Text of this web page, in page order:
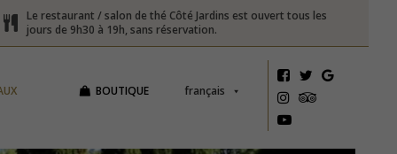
Le restaurant / salon de thé Côté Jardins est ouvert tous les
jours de 9h30 à 19h, sans réservation.
français
BOUTIQUE